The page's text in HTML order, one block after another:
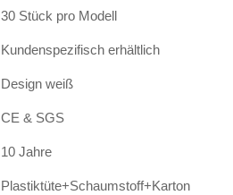
30 Stück pro Modell
Kundenspezifisch erhältlich
Design weiß
CE & SGS
10 Jahre
Plastiktüte+Schaumstoff+Karton